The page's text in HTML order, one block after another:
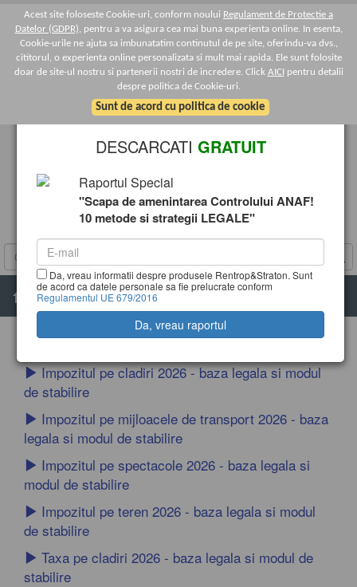
Acest site foloseste Cookie-uri, conform noului Regulament de Protectie a
Datelor (GDPR), pentru a va asigura cea mai buna experienta online. In esenta,
Cookie-urile ne ajuta sa imbunatatim continutul de pe site, oferindu-va dvs.,
cititorul, o experienta online personalizata si mult mai rapida. Ele sunt folosite
doar de site-ul nostru si partenerii nostri de incredere. Click AICI pentru detalii
despre politica de Cookie-uri.
Sunt de acord cu politica de cookie
l
a
Legislatia la zi - Taxe si Impozite 2026
Impozitul pe cladiri 2026 - baza legala si modul
de stabilire
Impozitul pe mijloacele de transport 2026 - baza
legala si modul de stabilire
Impozitul pe spectacole 2026 - baza legala si
modul de stabilire
Impozitul pe teren 2026 - baza legala si modul
de stabilire
Taxa pe cladiri 2026 - baza legala si modul de
stabilire
DESCARCATI GRATUIT
Raportul Special
"Scapa de amenintarea Controlului ANAF!
10 metode si strategii LEGALE"
Da, vreau informatii despre produsele Rentrop&Straton. Sunt
de acord ca datele personale sa fie prelucrate conform
Regulamentul UE 679/2016